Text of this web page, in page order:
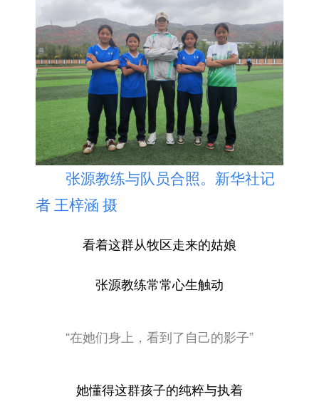
张源教练与队员合照。新华社记
者 王梓涵 摄
看着这群从牧区走来的姑娘
张源教练常常心生触动
“在她们身上，看到了自己的影子”
她懂得这群孩子的纯粹与执着